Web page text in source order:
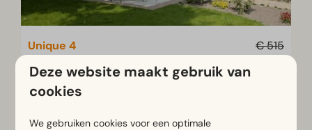
€ 515
€ 396
Unique 4
Limburg, Belfeld
4
Compact en sfeervol verblijf
Deze website maakt gebruik van
cookies
We gebruiken cookies voor een optimale